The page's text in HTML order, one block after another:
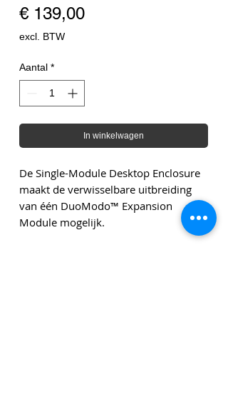
€ 139,00Prijs
excl. BTW
Aantal *
In winkelwagen
De Single-Module Desktop Enclosure
maakt de verwisselbare uitbreiding
van één DuoModo™ Expansion
Module mogelijk.